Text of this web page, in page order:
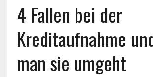
4 Fallen bei der
Kreditaufnahme
man sie umgeht